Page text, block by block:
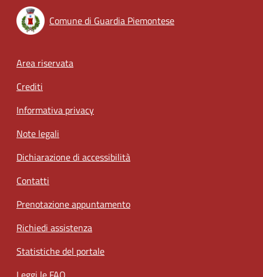
Comune di Guardia Piemontese
Footer menu
Area riservata
Crediti
Informativa privacy
Note legali
Dichiarazione di accessibilità
Contatti
Prenotazione appuntamento
Richiedi assistenza
Statistiche del portale